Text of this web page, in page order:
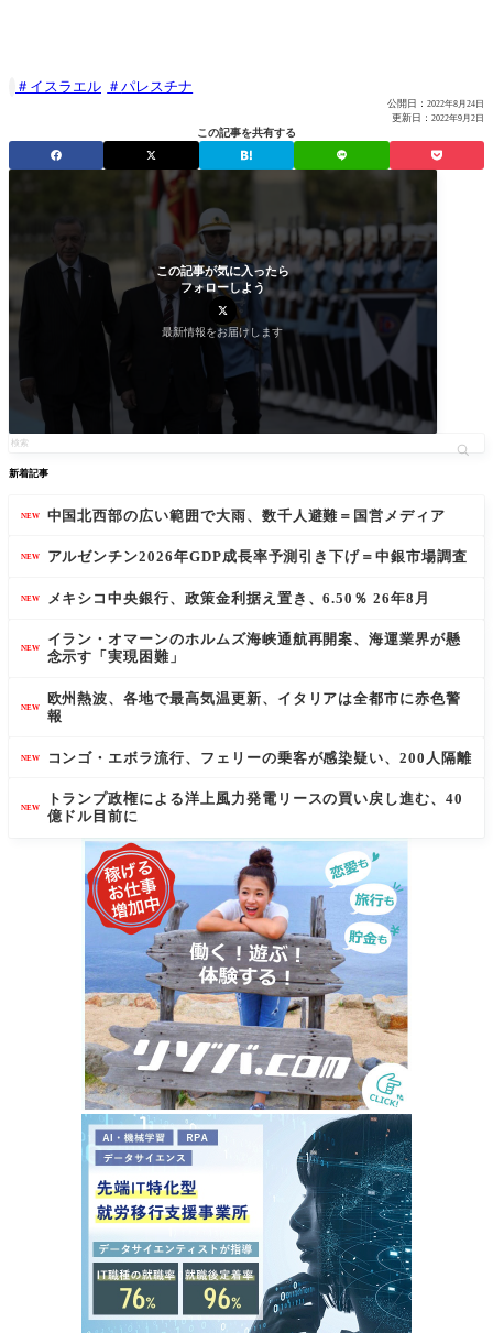
イスラエル パレスチナ
公開日： 2022年8月24日
更新日： 2022年9月2日
この記事を共有する
この記事が気に入ったら
フォローしよう
最新情報をお届けします
新着記事
NEW 中国北西部の広い範囲で大雨、数千人避難＝国営メディア
NEW アルゼンチン2026年GDP成長率予測引き下げ＝中銀市場調査
NEW メキシコ中央銀行、政策金利据え置き、6.50％ 26年8月
NEW
イラン・オマーンのホルムズ海峡通航再開案、海運業界が懸
念示す「実現困難」
NEW
欧州熱波、各地で最高気温更新、イタリアは全都市に赤色警
報
NEW コンゴ・エボラ流行、フェリーの乗客が感染疑い、200人隔離
NEW
トランプ政権による洋上風力発電リースの買い戻し進む、40
億ドル目前に